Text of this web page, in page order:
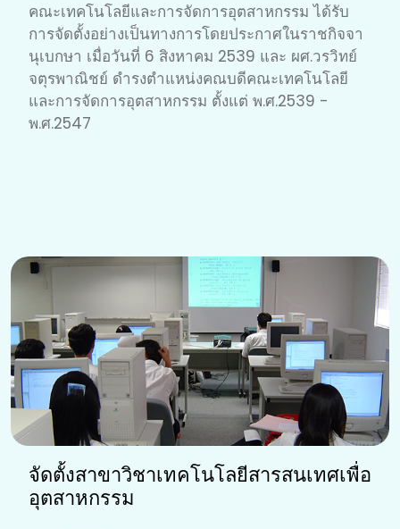
คณะเทคโนโลยีและการจัดการอุตสาหกรรม ได้รับ
การจัดตั้งอย่างเป็นทางการโดยประกาศในราชกิจจา
นุเบกษา เมื่อวันที่ 6 สิงหาคม 2539 และ ผศ.วรวิทย์
จตุรพาณิชย์ ดำรงตำแหน่งคณบดีคณะเทคโนโลยี
และการจัดการอุตสาหกรรม ตั้งแต่ พ.ศ.2539 -
พ.ศ.2547
จัดตั้งสาขาวิชาเทคโนโลยีสารสนเทศเพื่อ
อุตสาหกรรม